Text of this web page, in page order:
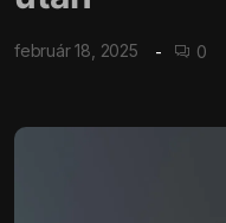
február 18, 2025 0